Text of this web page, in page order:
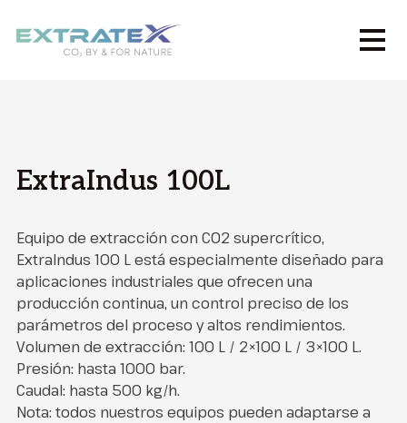
ExtraIndus 100L
Equipo de extracción con CO2 supercrítico,
ExtraIndus 100 L está especialmente diseñado para
aplicaciones industriales que ofrecen una
producción continua, un control preciso de los
parámetros del proceso y altos rendimientos.
Volumen de extracción: 100 L / 2×100 L / 3×100 L.
Presión: hasta 1000 bar.
Caudal: hasta 500 kg/h.
Nota: todos nuestros equipos pueden adaptarse a